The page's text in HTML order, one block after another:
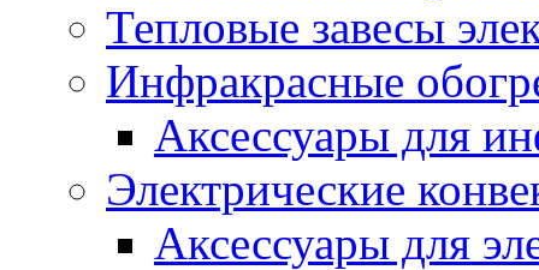
Тепловые завесы
Инфракрасные
Аксессуары для
Электрические
Аксессуары для